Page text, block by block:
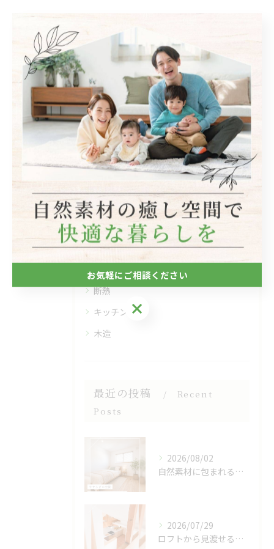
< 前のページ 一覧に戻る
関連タグ
#宝塚市
カテゴリー Categories
全てのカテゴリー
自然素材
フローリング
断熱
キッチン
木造
最近の投稿
Recent
Posts
2026/08/02
自然素材に包まれる、心地よい寝室🌿
2026/07/29
ロフトから見渡せる、開放的なキッチン🌿
お気軽にご相談ください
お気軽にご相談ください